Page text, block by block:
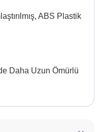
ABS Plastik
Daha Uzun Ömürlü